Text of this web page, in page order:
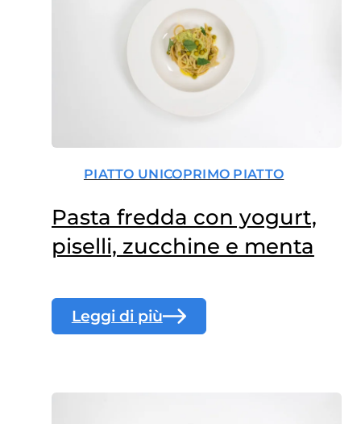
PIATTO UNICOPRIMO PIATTO
Pasta fredda con yogurt,
piselli, zucchine e menta
Leggi di più